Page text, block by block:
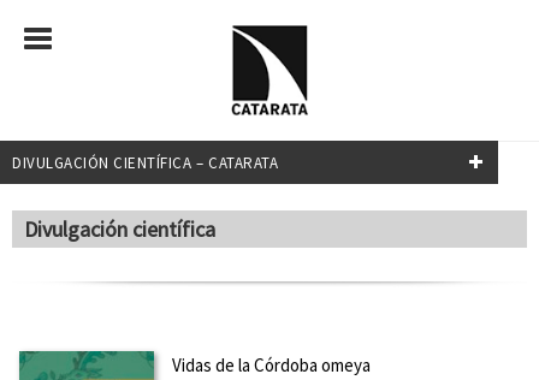
DIVULGACIÓN CIENTÍFICA – CATARATA
FILTRADO POR:
MATERIAS
Divulgación científica
Vidas de la Córdoba omeya